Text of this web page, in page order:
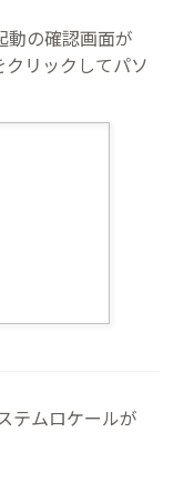
動の確認画面が
リックしてパソ
テムロケールが